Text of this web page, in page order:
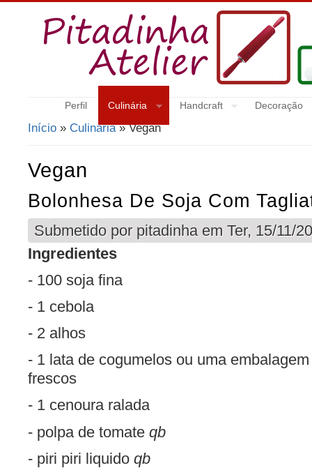
Perfil Culinária Handcraft Decoração
Início » Culinária» Vegan
Vegan
Bolonhesa De Soja Com
Submetido por pitadinha em Ter, 15/11/
Ingredientes
- 100 soja fina
- 1 cebola
- 2 alhos
- 1 lata de cogumelos ou uma
frescos
- 1 cenoura ralada
- polpa de tomate qb
- piri piri liquido qb